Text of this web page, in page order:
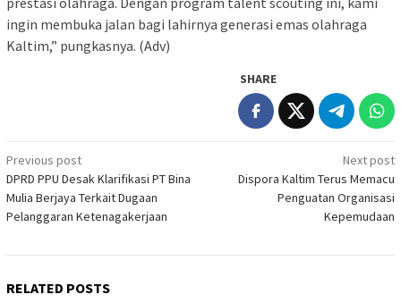
ingin membuka jalan bagi lahirnya generasi emas olahraga
Kaltim,” pungkasnya. (Adv)
SHARE
Post
navigation
Previous post
DPRD PPU Desak Klarifikasi PT Bina
Mulia Berjaya Terkait Dugaan
Pelanggaran Ketenagakerjaan
Next post
Dispora Kaltim Terus Memacu
Penguatan Organisasi
Kepemudaan
RELATED POSTS